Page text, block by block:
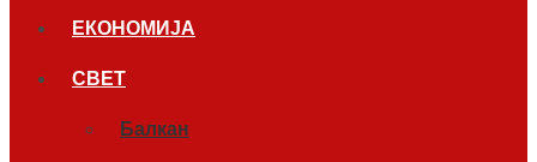
ЕКОНОМИЈА
СВЕТ
Балкан